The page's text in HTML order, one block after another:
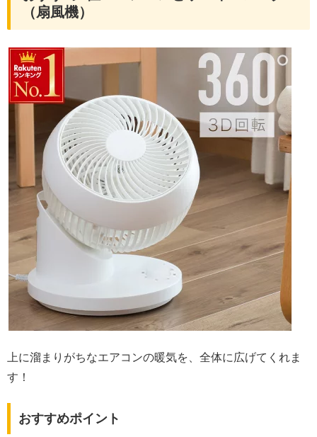
（扇風機）
上に溜まりがちなエアコンの暖気を、全体に広げてくれま
す！
おすすめポイント